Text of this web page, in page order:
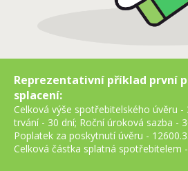
Reprezentativní příklad první
splacení:
Celková výše spotřebitelského úvěru -
trvání - 30 dní; Roční úroková sazba -
Poplatek za poskytnutí úvěru -
Celková částka splatná spotřebitelem -